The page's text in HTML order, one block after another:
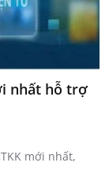
nhất hỗ trợ
mới nhất,